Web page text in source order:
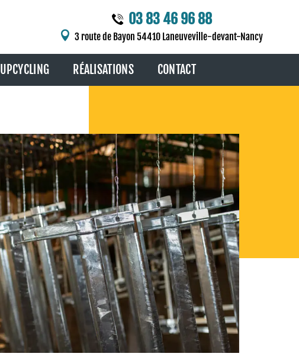
03 83 46 96 88
 3 route de Bayon 54410 Laneuveville-devant-Nancy
UPCYCLING RÉALISATIONS CONTACT